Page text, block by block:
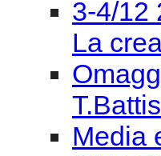
3-4/12
La
Media